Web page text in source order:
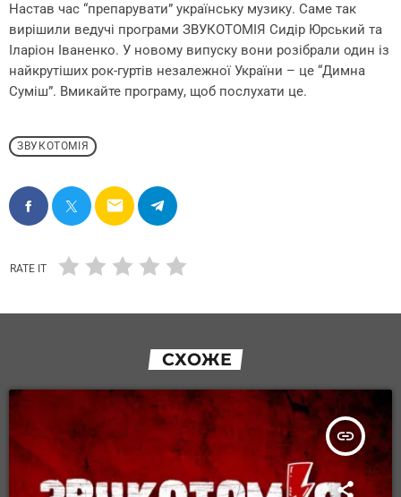
Настав час “препарувати” українську музику. Саме так
вирішили ведучі програми ЗВУКОТОМІЯ Сидір Юрський та
Іларіон Іваненко. У новому випуску вони розібрали один із
найкрутіших рок-гуртів незалежної України – це “Димна
Суміш”. Вмикайте програму, щоб послухати це.
ЗВУКОТОМІЯ
email
RATE IT
СХОЖЕ
insert_link